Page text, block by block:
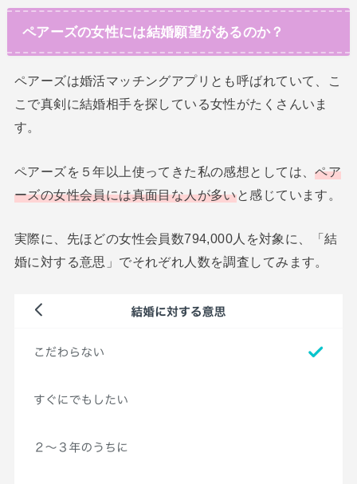
ペアーズの女性には結婚願望があるのか？
ペアーズは婚活マッチングアプリとも呼ばれていて、こ
こで真剣に結婚相手を探している女性がたくさんいま
す。
ペアーズを５年以上使ってきた私の感想としては、ペア
ーズの女性会員には真面目な人が多いと感じています。
実際に、先ほどの女性会員数794,000人を対象に、「結
婚に対する意思」でそれぞれ人数を調査してみます。